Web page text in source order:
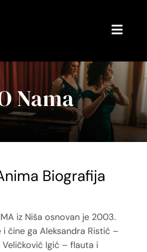
Toggle
Nama
Biografija
iz Niša osnovan je 2003.
i čine ga Aleksandra Ristić –
Veličković Igić – flauta i